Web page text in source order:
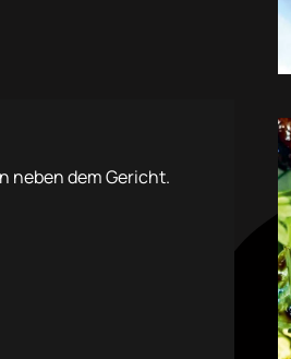
neben dem Gericht.